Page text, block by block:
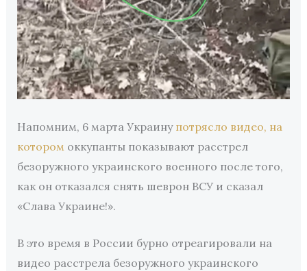
Напомним, 6 марта Украину потрясло видео, на
котором оккупанты показывают расстрел
безоружного украинского военного после того,
как он отказался снять шеврон ВСУ и сказал
«Слава Украине!».
В это время в России бурно отреагировали на
видео расстрела безоружного украинского